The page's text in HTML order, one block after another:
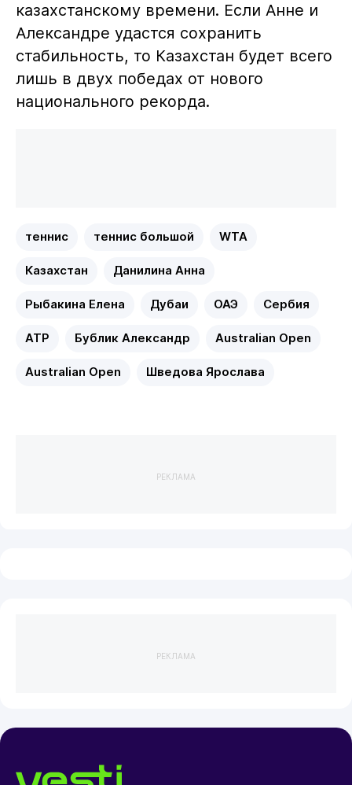
казахстанскому времени. Если Анне и
Александре удастся сохранить
стабильность, то Казахстан будет всего
лишь в двух победах от нового
национального рекорда.
теннис теннис большой WTA
Казахстан Данилина Анна
Рыбакина Елена Дубаи ОАЭ Сербия
ATP Бублик Александр Australian Open
Australian Open Шведова Ярослава
РЕКЛАМА
РЕКЛАМА